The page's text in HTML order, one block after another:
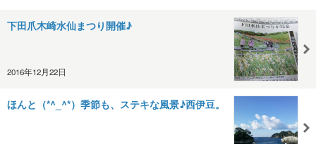
下田爪木崎水仙まつり開催♪
2016年12月22日
ほんと（*^_^*）季節も、ステキな風景♪西伊豆。